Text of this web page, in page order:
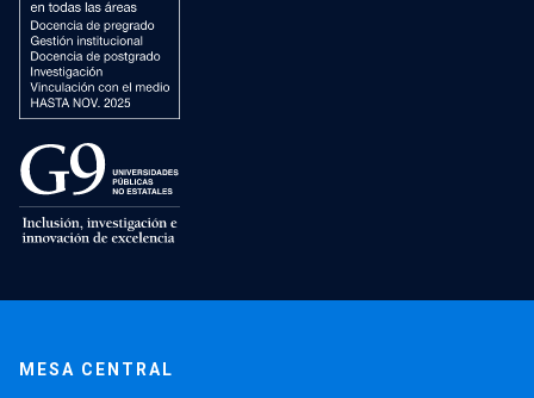
MESA CENTRAL